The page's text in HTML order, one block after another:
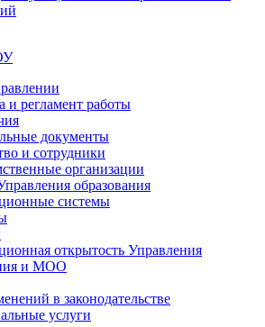
и регламент работы
документы
и сотрудники
организации
образования
системы
открытость Управления
и МОО
в законодательстве
услуги